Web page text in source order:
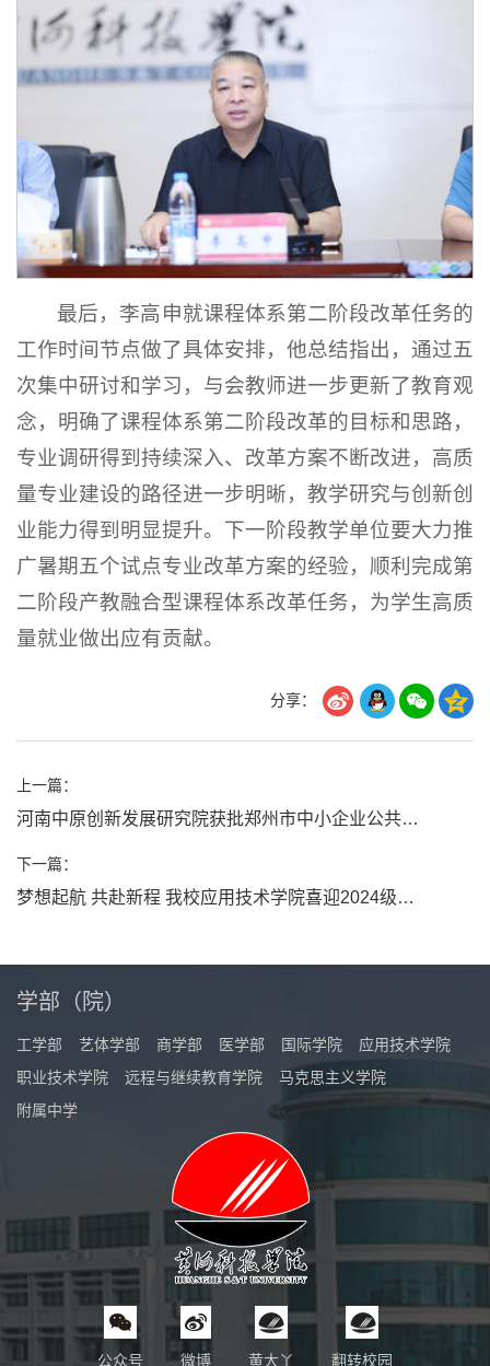
最后，李高申就课程体系第二阶段改革任务的
工作时间节点做了具体安排，他总结指出，通过五
次集中研讨和学习，与会教师进一步更新了教育观
念，明确了课程体系第二阶段改革的目标和思路，
专业调研得到持续深入、改革方案不断改进，高质
量专业建设的路径进一步明晰，教学研究与创新创
业能力得到明显提升。下一阶段教学单位要大力推
广暑期五个试点专业改革方案的经验，顺利完成第
二阶段产教融合型课程体系改革任务，为学生高质
量就业做出应有贡献。
分享：
上一篇：
河南中原创新发展研究院获批郑州市中小企业公共服务示范平台
下一篇：
梦想起航 共赴新程 我校应用技术学院喜迎2024级新生
学部（院）
工学部 艺体学部 商学部 医学部 国际学院
应用技术学院
职业技术学院
远程与继续教育学院
马克思主义学院
附属中学
公众号 微博 黄大丫 翻转校园